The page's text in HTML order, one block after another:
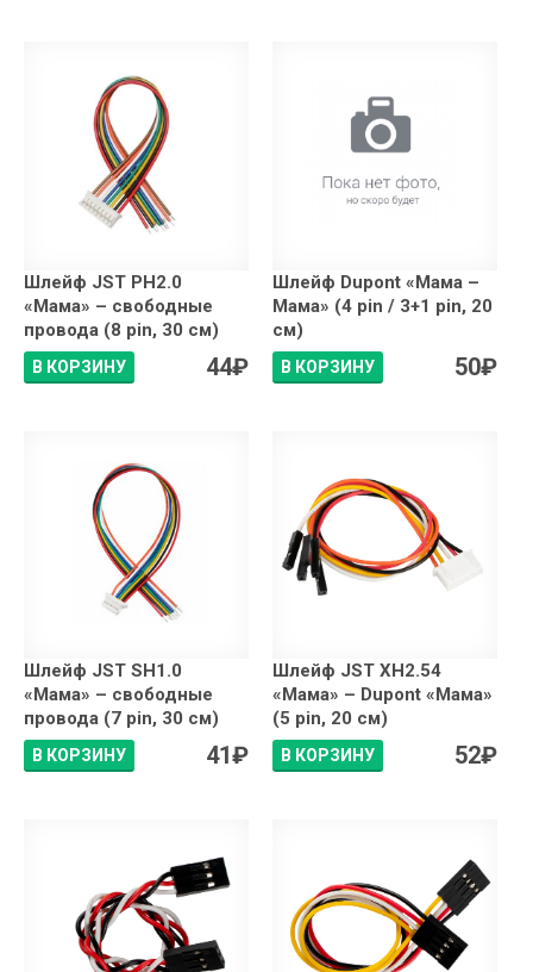
Шлейф JST PH2.0
«Мама» – свободные
провода (8 pin, 30 см)
В КОРЗИНУ 44₽
Шлейф Dupont «Мама –
Мама» (4 pin / 3+1 pin, 20
см)
В КОРЗИНУ 50₽
Шлейф JST SH1.0
«Мама» – свободные
провода (7 pin, 30 см)
В КОРЗИНУ 41₽
Шлейф JST XH2.54
«Мама» – Dupont «Мама»
(5 pin, 20 см)
В КОРЗИНУ 52₽